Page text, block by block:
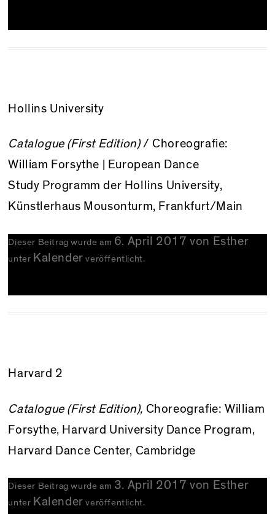
Hollins University
Catalogue (First Edition)/ Choreografie:
William Forsythe |
European Dance
Study Programm der Hollins University,
Künstlerhaus Mousonturm, Frankfurt/Main
Dieser Beitrag wurde am 6. April 2017 von Esther
unter Kalender veröffentlicht.
Harvard 2
Catalogue (First Edition), Choreografie: William
Forsythe, Harvard University Dance Program,
Harvard Dance Center, Cambridge
Dieser Beitrag wurde am 3. April 2017 von Esther
unter Kalender veröffentlicht.